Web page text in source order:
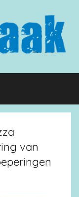
van